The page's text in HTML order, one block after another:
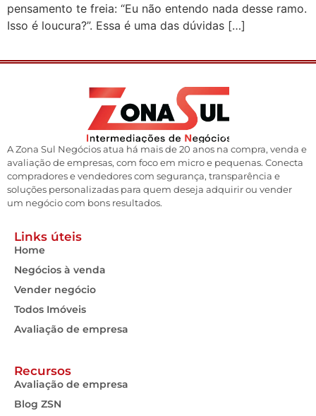
pensamento te freia: “Eu não entendo nada desse ramo.
Isso é loucura?”. Essa é uma das dúvidas […]
A Zona Sul Negócios atua há mais de 20 anos na compra, venda e
avaliação de empresas, com foco em micro e pequenas. Conecta
compradores e vendedores com segurança, transparência e
soluções personalizadas para quem deseja adquirir ou vender
um negócio com bons resultados.
Links úteis
Home
Negócios à venda
Vender negócio
Todos Imóveis
Avaliação de empresa
Recursos
Avaliação de empresa
Blog ZSN